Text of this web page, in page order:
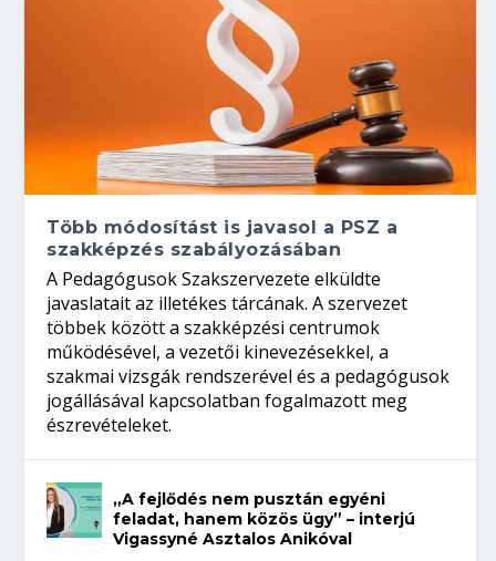
Több módosítást is javasol a PSZ a
szakképzés szabályozásában
A Pedagógusok Szakszervezete elküldte
javaslatait az illetékes tárcának. A szervezet
többek között a szakképzési centrumok
működésével, a vezetői kinevezésekkel, a
szakmai vizsgák rendszerével és a pedagógusok
jogállásával kapcsolatban fogalmazott meg
észrevételeket.
„A fejlődés nem pusztán egyéni
feladat, hanem közös ügy” – interjú
Vigassyné Asztalos Anikóval